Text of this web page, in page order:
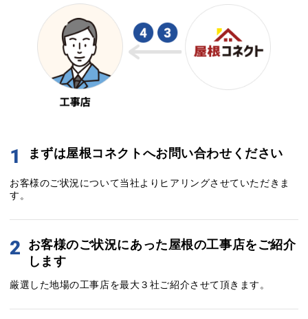
1 まずは屋根コネクトへお問い合わせください
お客様のご状況について当社よりヒアリングさせていただきま
す。
2
お客様のご状況にあった屋根の工事店をご紹介
します
厳選した地場の工事店を最大３社ご紹介させて頂きます。